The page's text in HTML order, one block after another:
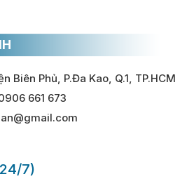
Biên Phủ, P.Đa Kao, Q.1, TP.HCM
661 673
7)